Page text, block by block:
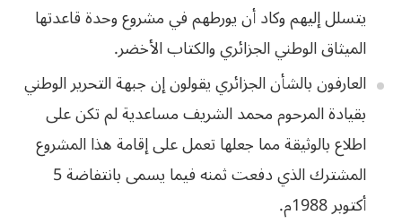
‬الميثاق‭ ‬الوطني‭ ‬الجزائري‭ ‬والكتاب‭ ‬الأخضر‭.‬
العارفون بالشأن الجزائري يقولون إن جبهة التحرير الوطني
بقيادة المرحوم محمد الشريف مساعدية لم تكن على
اطلاع بالوثيقة مما جعلها تعمل على إقامة هذا المشروع
المشترك الذي دفعت ثمنه فيما يسمى بانتفاضة 5
أكتوبر 1988م.